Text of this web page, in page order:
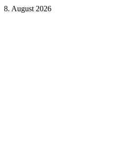
8. August 2026